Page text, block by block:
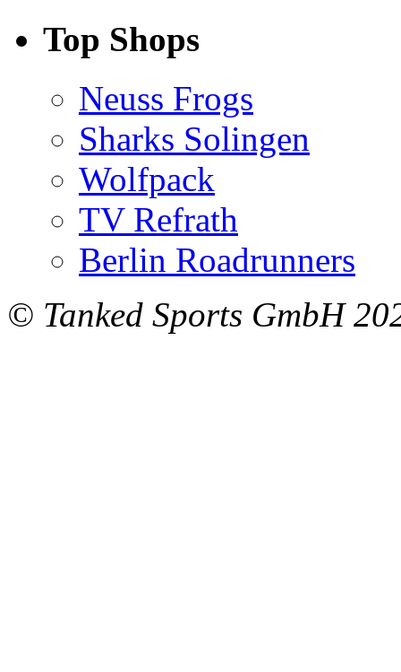
Top Shops
Neuss Frogs
Sharks Solingen
Wolfpack
TV Refrath
Berlin Roadrunners
© Tanked Sports GmbH